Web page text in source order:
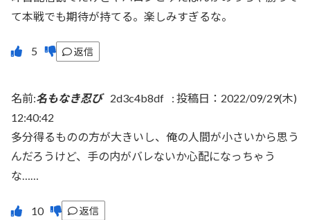
て本戦でも期待が持てる。楽しみすぎるな。
返信
名前:名もなき忍び 2d3c4b8df : 投稿日：2022/09/29(木)
12:40:42
多分得るものの方が大きいし、俺の人間が小さいから思う
んだろうけど、手の内がバレないか心配になっちゃう
な……
返信